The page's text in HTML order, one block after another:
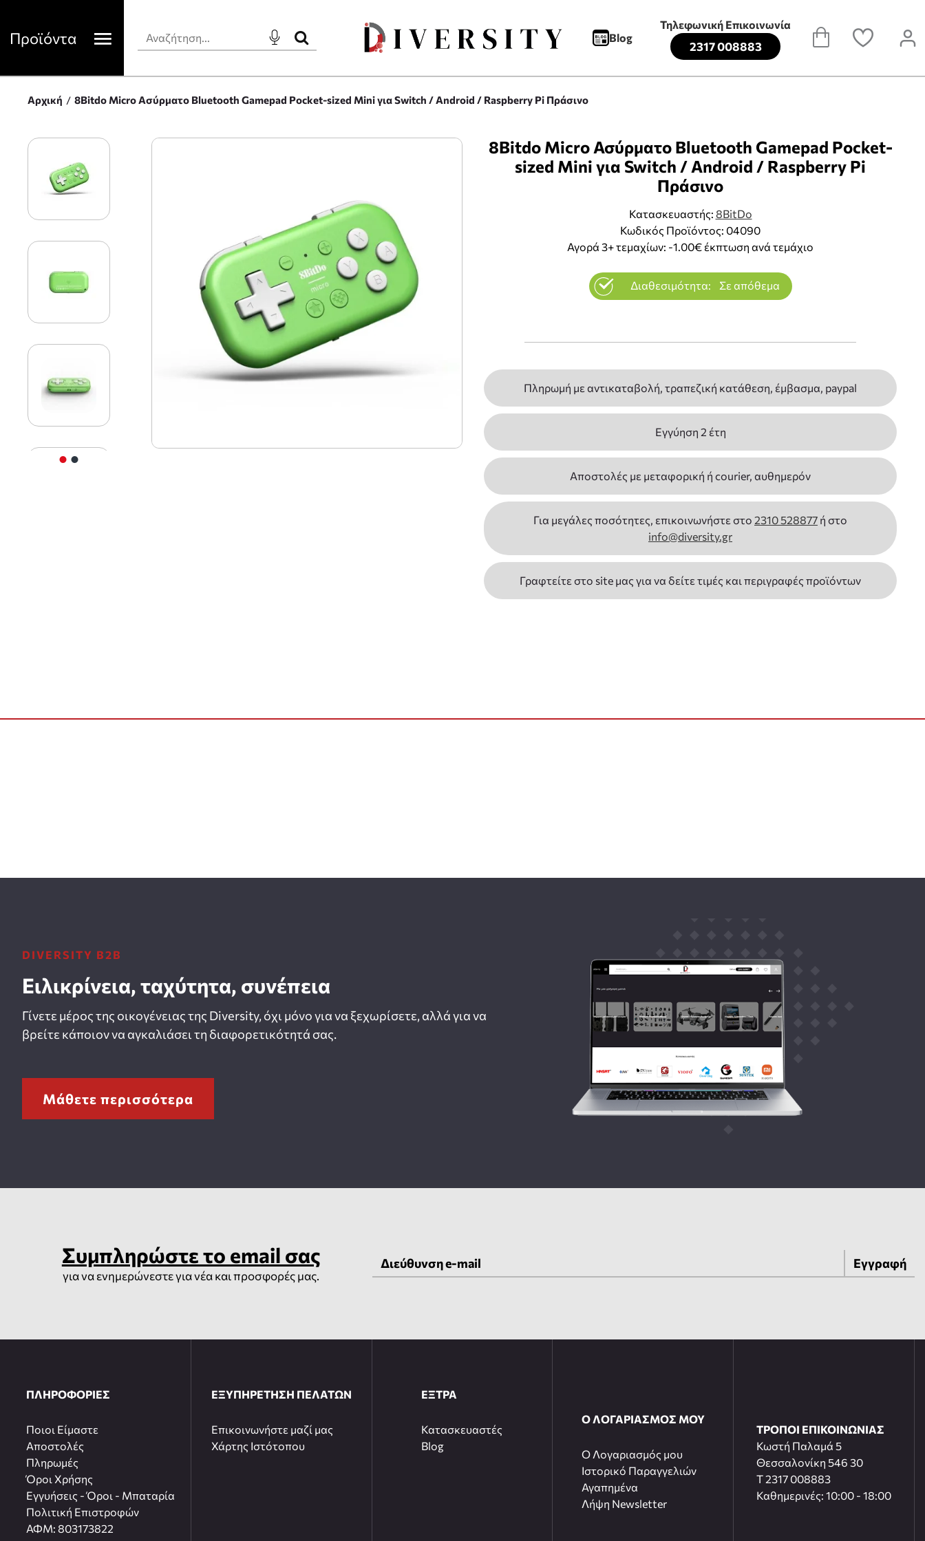
Προϊόντα Blog
Τηλεφωνική Επικοινωνία
2317 008883
Αρχική 8Bitdo Micro Ασύρματο Bluetooth Gamepad Pocket-sized Mini για Switch / Android / Raspberry Pi Πράσινο
8Bitdo Micro Ασύρματο Bluetooth Gamepad Pocket-
sized Mini για Switch / Android / Raspberry Pi
Πράσινο
Κατασκευαστής: 8BitDo
Κωδικός Προϊόντος: 04090
Αγορά 3+ τεμαχίων: -1.00€ έκπτωση ανά τεμάχιο
Διαθεσιμότητα: Σε απόθεμα
Πληρωμή με αντικαταβολή, τραπεζική κατάθεση, έμβασμα, paypal
Εγγύηση 2 έτη
Αποστολές με μεταφορική ή courier, αυθημερόν
Για μεγάλες ποσότητες, επικοινωνήστε στο 2310 528877 ή στο
info@diversity.gr
Γραφτείτε στο site μας για να δείτε τιμές και περιγραφές προϊόντων
DIVERSITY B2B
Ειλικρίνεια, ταχύτητα, συνέπεια
Γίνετε μέρος της οικογένειας της Diversity, όχι μόνο για να ξεχωρίσετε, αλλά για να
βρείτε κάποιον να αγκαλιάσει τη διαφορετικότητά σας.
Μάθετε περισσότερα
Συμπληρώστε το email σας
για να ενημερώνεστε για νέα και προσφορές μας.
Εγγραφή
ΠΛΗΡΟΦΟΡΙΕΣ
Ποιοι Είμαστε
Αποστολές
Πληρωμές
Όροι Χρήσης
Εγγυήσεις - Όροι - Μπαταρία
Πολιτική Επιστροφών
ΑΦΜ: 803173822
ΕΞΥΠΗΡΕΤΗΣΗ ΠΕΛΑΤΩΝ
Επικοινωνήστε μαζί μας
Χάρτης Ιστότοπου
ΕΞΤΡΑ
Κατασκευαστές
Blog
Ο ΛΟΓΑΡΙΑΣΜΟΣ ΜΟΥ
O Λογαριασμός μου
Ιστορικό Παραγγελιών
Αγαπημένα
Λήψη Newsletter
ΤΡΟΠΟΙ ΕΠΙΚΟΙΝΩΝΙΑΣ
Κωστή Παλαμά 5
Θεσσαλονίκη 546 30
T 2317 008883
Καθημερινές: 10:00 - 18:00